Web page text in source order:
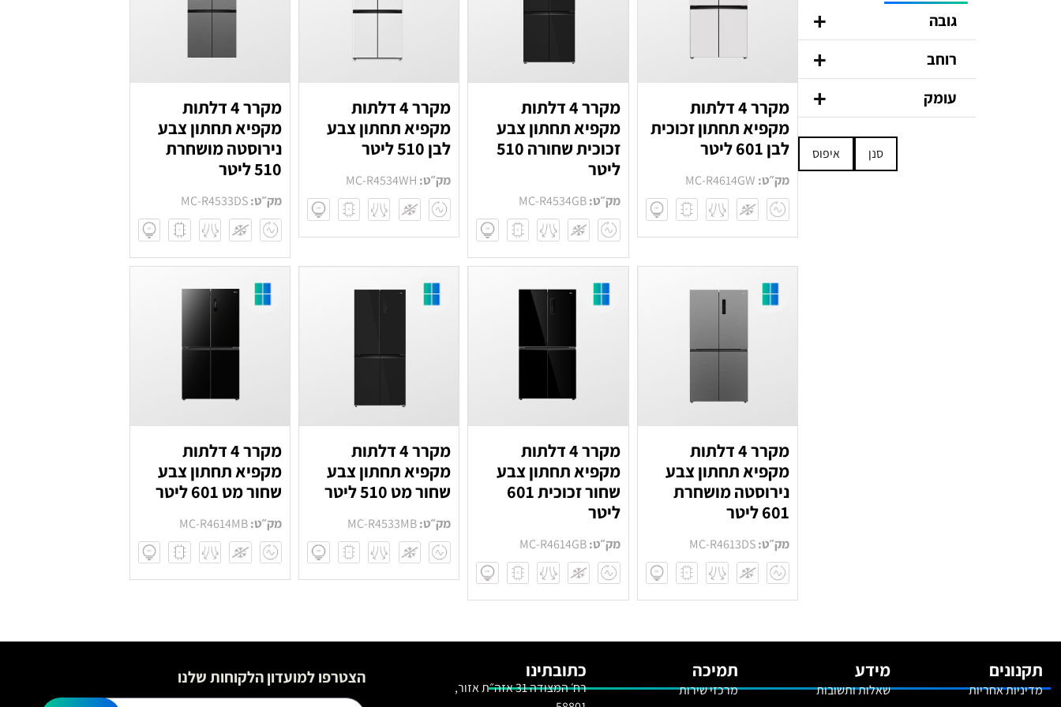
גובה +
177.5 ס״מ
191.2 ס״מ
רוחב +
83.7 ס״מ
90.5 ס״מ
עומק +
סנן איפוס
מקרר 4 דלתות
מקפיא תחתון זכוכית
לבן 601 ליטר
מק״ט: MC-R4614GW
מקרר 4 דלתות
מקפיא תחתון צבע
זכוכית שחורה 510
ליטר
מק״ט:MC-R4534GB
מקרר 4 דלתות
מקפיא תחתון צבע
לבן 510 ליטר
מק״ט: MC-R4534WH
מקרר 4 דלתות
מקפיא תחתון צבע
נירוסטה מושחרת
510 ליטר
מק״ט:MC-R4533DS
מקרר 4 דלתות
מקפיא תחתון צבע
נירוסטה מושחרת
601 ליטר
מק״ט:MC-R4613DS
מקרר 4 דלתות
מקפיא תחתון צבע
שחור זכוכית 601
ליטר
מק״ט:MC-R4614GB
מקרר 4 דלתות
מקפיא תחתון צבע
שחור מט 510 ליטר
מק״ט:MC-R4533MB
מקרר 4 דלתות
מקפיא תחתון צבע
שחור מט 601 ליטר
מק״ט:MC-R4614MB
תקנונים
מדיניות אחריות
מידע
שאלות ותשובות
תמיכה
מרכזי שירות
כתובתינו
רח׳ המצודה 31 אזה״ת אזור,
הצטרפו למועדון הלקוחות שלנו